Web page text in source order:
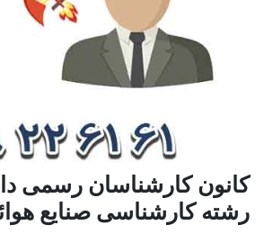
کانون کارشناسان رسمی
رشته کارشناسی صنایع